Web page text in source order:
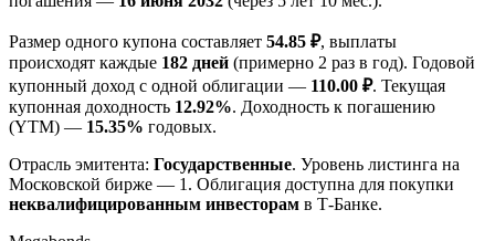
Размер одного купона составляет 54.85 ₽, выплаты
происходят каждые 182 дней (примерно 2 раз в год). Годовой
купонный доход с одной облигации — 110.00 ₽. Текущая
купонная доходность 12.92%. Доходность к погашению
(YTM) — 15.35% годовых.
Отрасль эмитента: Государственные. Уровень листинга на
Московской бирже — 1. Облигация доступна для покупки
неквалифицированным инвесторам в Т-Банке.